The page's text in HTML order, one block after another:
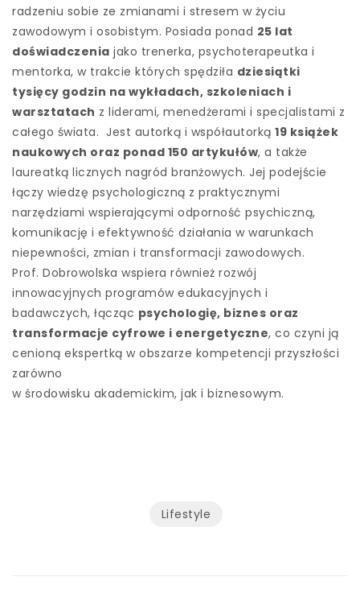
radzeniu sobie ze zmianami i stresem w życiu
zawodowym i osobistym. Posiada ponad 25 lat
doświadczenia jako trenerka, psychoterapeutka i
mentorka, w trakcie których spędziła dziesiątki
tysięcy godzin na wykładach, szkoleniach i
warsztatach z liderami, menedżerami i specjalistami z
całego świata. Jest autorką i współautorką 19 książek
naukowych oraz ponad 150 artykułów, a także
laureatką licznych nagród branżowych. Jej podejście
łączy wiedzę psychologiczną z praktycznymi
narzędziami wspierającymi odporność psychiczną,
komunikację i efektywność działania w warunkach
niepewności, zmian i transformacji zawodowych.
Prof. Dobrowolska wspiera również rozwój
innowacyjnych programów edukacyjnych i
badawczych, łącząc psychologię, biznes oraz
transformacje cyfrowe i energetyczne, co czyni ją
cenioną ekspertką w obszarze kompetencji przyszłości
zarówno
w środowisku akademickim, jak i biznesowym.
Lifestyle